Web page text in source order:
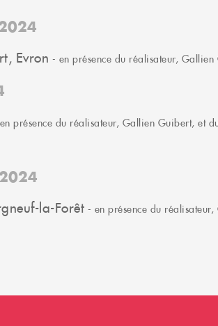
2024
Evron - en présence du réalisateur, Gallien
présence du réalisateur, Gallien Guibert, et
2024
la-Forêt - en présence du